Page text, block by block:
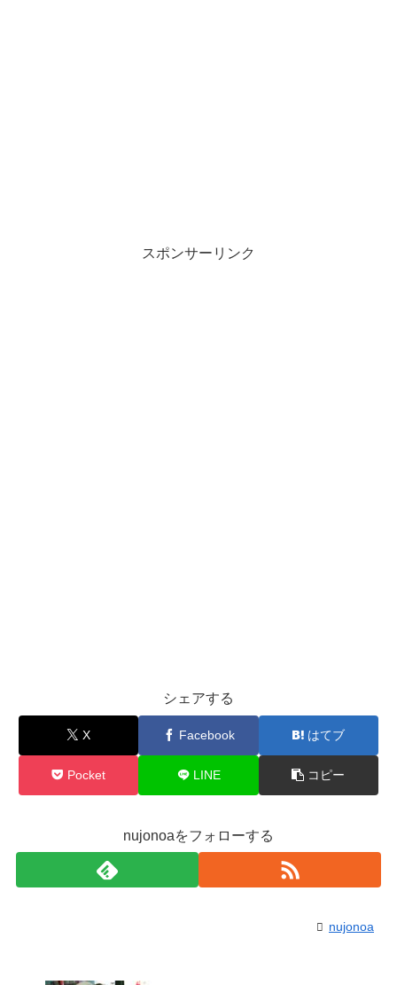
スポンサーリンク
シェアする
X Facebook はてブ
Pocket LINE コピー
nujonoaをフォローする
nujonoa